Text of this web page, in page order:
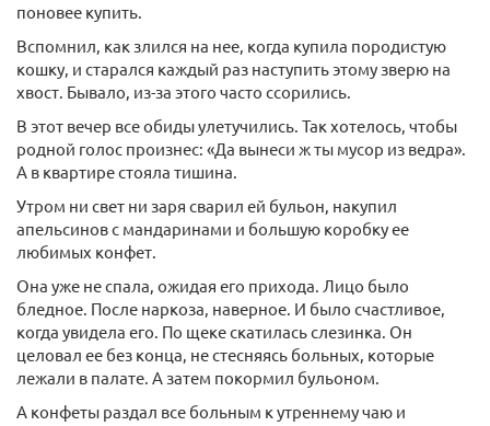
поновее купить.
Вспомнил, как злился на нее, когда купила породистую
кошку, и старался каждый раз наступить этому зверю на
хвост. Бывало, из-за этого часто ссорились.
В этот вечер все обиды улетучились. Так хотелось, чтобы
родной голос произнес: «Да вынеси ж ты мусор из ведра».
А в квартире стояла тишина.
Утром ни свет ни заря сварил ей бульон, накупил
апельсинов с мандаринами и большую коробку ее
любимых конфет.
Она уже не спала, ожидая его прихода. Лицо было
бледное. После наркоза, наверное. И было счастливое,
когда увидела его. По щеке скатилась слезинка. Он
целовал ее без конца, не стесняясь больных, которые
лежали в палате. А затем покормил бульоном.
А конфеты раздал все больным к утреннему чаю и